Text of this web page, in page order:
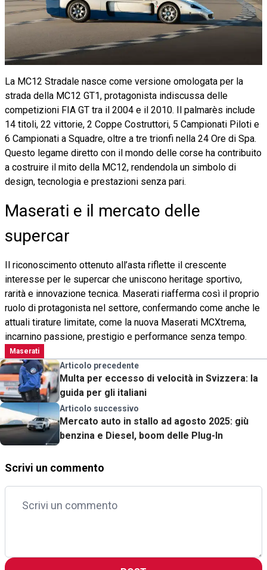
La MC12 Stradale nasce come versione omologata per la
strada della MC12 GT1, protagonista indiscussa delle
competizioni FIA GT tra il 2004 e il 2010. Il palmarès include
14 titoli, 22 vittorie, 2 Coppe Costruttori, 5 Campionati Piloti e
6 Campionati a Squadre, oltre a tre trionfi nella 24 Ore di Spa.
Questo legame diretto con il mondo delle corse ha contribuito
a costruire il mito della MC12, rendendola un simbolo di
design, tecnologia e prestazioni senza pari.
Maserati e il mercato delle
supercar
Il riconoscimento ottenuto all’asta riflette il crescente
interesse per le supercar che uniscono heritage sportivo,
rarità e innovazione tecnica. Maserati riafferma così il proprio
ruolo di protagonista nel settore, confermando come anche le
attuali tirature limitate, come la nuova Maserati MCXtrema,
incarnino passione, prestigio e performance senza tempo.
Maserati
Articolo precedente
Multa per eccesso di velocità in Svizzera: la
guida per gli italiani
Articolo successivo
Mercato auto in stallo ad agosto 2025: giù
benzina e Diesel, boom delle Plug-In
Scrivi un commento